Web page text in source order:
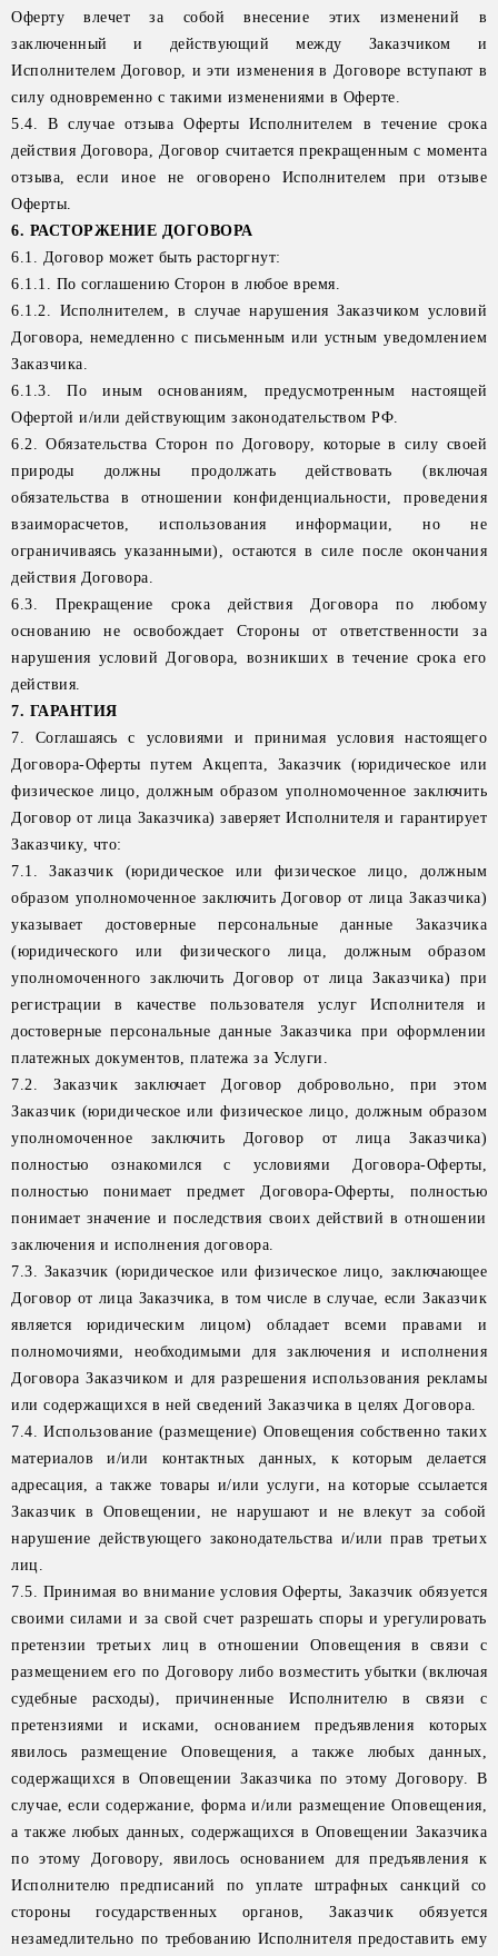
Оферту влечет за собой внесение этих изменений в
заключенный и действующий между Заказчиком и
Исполнителем Договор, и эти изменения в Договоре вступают в
силу одновременно с такими изменениями в Оферте.
5.4. В случае отзыва Оферты Исполнителем в течение срока
действия Договора, Договор считается прекращенным с момента
отзыва, если иное не оговорено Исполнителем при отзыве
Оферты.
6. РАСТОРЖЕНИЕ ДОГОВОРА
6.1. Договор может быть расторгнут:
6.1.1. По соглашению Сторон в любое время.
6.1.2. Исполнителем, в случае нарушения Заказчиком условий
Договора, немедленно с письменным или устным уведомлением
Заказчика.
6.1.3. По иным основаниям, предусмотренным настоящей
Офертой и/или действующим законодательством РФ.
6.2. Обязательства Сторон по Договору, которые в силу своей
природы должны продолжать действовать (включая
обязательства в отношении конфиденциальности, проведения
взаиморасчетов, использования информации, но не
ограничиваясь указанными), остаются в силе после окончания
действия Договора.
6.3. Прекращение срока действия Договора по любому
основанию не освобождает Стороны от ответственности за
нарушения условий Договора, возникших в течение срока его
действия.
7. ГАРАНТИЯ
7. Соглашаясь с условиями и принимая условия настоящего
Договора-Оферты путем Акцепта, Заказчик (юридическое или
физическое лицо, должным образом уполномоченное заключить
Договор от лица Заказчика) заверяет Исполнителя и гарантирует
Заказчику, что:
7.1. Заказчик (юридическое или физическое лицо, должным
образом уполномоченное заключить Договор от лица Заказчика)
указывает достоверные персональные данные Заказчика
(юридического или физического лица, должным образом
уполномоченного заключить Договор от лица Заказчика) при
регистрации в качестве пользователя услуг Исполнителя и
достоверные персональные данные Заказчика при оформлении
платежных документов, платежа за Услуги.
7.2. Заказчик заключает Договор добровольно, при этом
Заказчик (юридическое или физическое лицо, должным образом
уполномоченное заключить Договор от лица Заказчика)
полностью ознакомился с условиями Договора-Оферты,
полностью понимает предмет Договора-Оферты, полностью
понимает значение и последствия своих действий в отношении
заключения и исполнения договора.
7.3. Заказчик (юридическое или физическое лицо, заключающее
Договор от лица Заказчика, в том числе в случае, если Заказчик
является юридическим лицом) обладает всеми правами и
полномочиями, необходимыми для заключения и исполнения
Договора Заказчиком и для разрешения использования рекламы
или содержащихся в ней сведений Заказчика в целях Договора.
7.4. Использование (размещение) Оповещения собственно таких
материалов и/или контактных данных, к которым делается
адресация, а также товары и/или услуги, на которые ссылается
Заказчик в Оповещении, не нарушают и не влекут за собой
нарушение действующего законодательства и/или прав третьих
лиц.
7.5. Принимая во внимание условия Оферты, Заказчик обязуется
своими силами и за свой счет разрешать споры и урегулировать
претензии третьих лиц в отношении Оповещения в связи с
размещением его по Договору либо возместить убытки (включая
судебные расходы), причиненные Исполнителю в связи с
претензиями и исками, основанием предъявления которых
явилось размещение Оповещения, а также любых данных,
содержащихся в Оповещении Заказчика по этому Договору. В
случае, если содержание, форма и/или размещение Оповещения,
а также любых данных, содержащихся в Оповещении Заказчика
по этому Договору, явилось основанием для предъявления к
Исполнителю предписаний по уплате штрафных санкций со
стороны государственных органов, Заказчик обязуется
незамедлительно по требованию Исполнителя предоставить ему